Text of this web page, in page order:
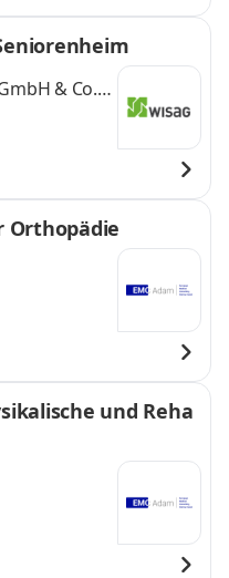
& Co.
Orthopädie
und Reha